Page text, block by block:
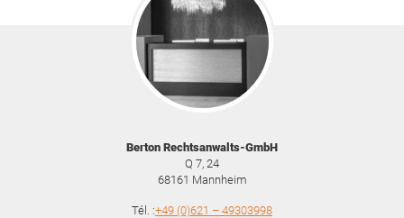
Berton Rechtsanwalts-GmbH
Q 7, 24
68161 Mannheim
Tél. :+49 (0)621 – 49303998